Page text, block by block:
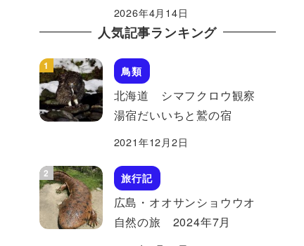
2026年4月14日
人気記事ランキング
鳥類
北海道 シマフクロウ観察
湯宿だいいちと鷲の宿
2021年12月2日
旅行記
広島・オオサンショウウオ
自然の旅 2024年7月